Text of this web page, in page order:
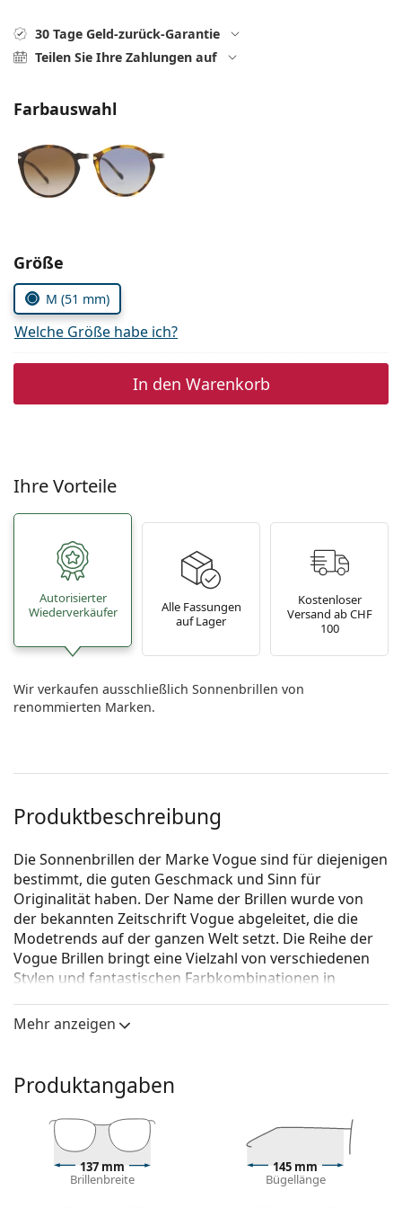
Alle Marken
Gucci
Prada
Alle Marken
Alle Pflegemittel
0215105018
30 Tage Geld-zurück-Garantie
Teilen Sie Ihre Zahlungen auf
Farbauswahl
Parameter wählen
Größe
M (51 mm)
Welche Größe habe ich?
In den Warenkorb
Ihre Vorteile
Autorisierter
Wiederverkäufer
Alle Fassungen
auf Lager
Kostenloser
Versand ab CHF
100
Wir verkaufen ausschließlich Sonnenbrillen von
renommierten Marken.
Produktbeschreibung
Die Sonnenbrillen der Marke Vogue sind für diejenigen
bestimmt, die guten Geschmack und Sinn für
Originalität haben. Der Name der Brillen wurde von
der bekannten Zeitschrift Vogue abgeleitet, die die
Modetrends auf der ganzen Welt setzt. Die Reihe der
Vogue Brillen bringt eine Vielzahl von verschiedenen
Stylen und fantastischen Farbkombinationen in
Vogue 0VO 5432S W65613 51
Mit der virtuellen Anprobefunktion von Lentiamo
können Sie herausfinden, wie Sie mit dieser
Sonnenbrille aussehen.
Brillenfassung
Die braune Farbe des Rahmens passt perfekt zu
Mehr anzeigen
Produktangaben
137 mm
Brillenbreite
145 mm
Bügellänge